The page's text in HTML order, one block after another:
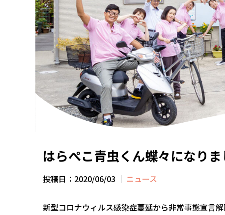
はらぺこ青虫くん蝶々になり
投稿日：2020/06/03 ｜ ニュース
新型コロナウィルス感染症蔓延から非常事態宣言解